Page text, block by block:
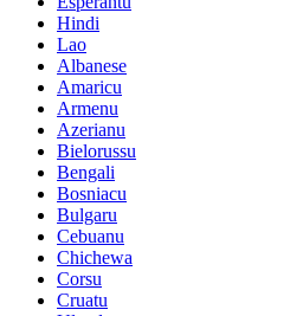
Hindi
Lao
Albanese
Amaricu
Armenu
Azerianu
Bielorussu
Bengali
Bosniacu
Bulgaru
Cebuanu
Chichewa
Corsu
Cruatu